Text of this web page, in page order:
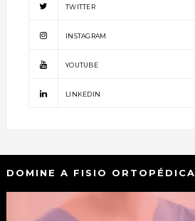
TWITTER
INSTAGRAM
YOUTUBE
LINKEDIN
DOMINE A FISIO ORTOPÉDICA